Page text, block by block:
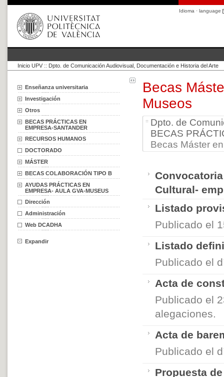
Idioma · language
Inicio UPV :: Dpto. de Comunicación Audiovisual, Documentación e Historia del Arte
Enseñanza universitaria
Investigación
Otros
BECAS PRÁCTICAS EN
EMPRESA-SANTANDER
RECURSOS HUMANOS
DOCTORADO
MÁSTER
BECAS COLABORACIÓN TIPO B
AYUDAS PRÁCTICAS EN
EMPRESA- AULA GVA-MUSEUS
Dirección
Administración
Web DCADHA
Expandir
Becas
Museos
Dpto. de
BECAS
Becas Máster
Cultural-
Listado
Publicado el
Listado
Publicado el
Acta de
Publicado el
alegaciones.
Acta de
Publicado el
Propuesta